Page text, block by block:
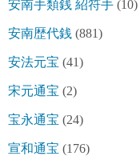
安南手類銭 紹符手 (10)
安南歴代銭 (881)
安法元宝 (41)
宋元通宝 (2)
宝永通宝 (24)
宣和通宝 (176)